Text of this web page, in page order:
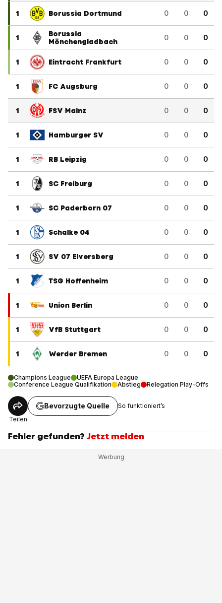
1 Borussia Dortmund 0 0 0
1
Borussia
Mönchengladbach
0 0 0
1 Eintracht Frankfurt 0 0 0
1 FC Augsburg 0 0 0
1 FSV Mainz 0 0 0
1 Hamburger SV 0 0 0
1 RB Leipzig 0 0 0
1 SC Freiburg 0 0 0
1 SC Paderborn 07 0 0 0
1 Schalke 04 0 0 0
1 SV 07 Elversberg 0 0 0
1 TSG Hoffenheim 0 0 0
1 Union Berlin 0 0 0
1 VfB Stuttgart 0 0 0
1 Werder Bremen 0 0 0
Champions League
UEFA Europa League
Conference League Qualifikation
Abstieg Relegation Play-Offs
Teilen
Bevorzugte Quelle So funktioniert’s
Fehler gefunden? Jetzt melden